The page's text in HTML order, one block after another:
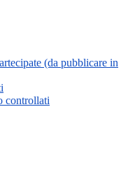
(da pubblicare in
controllati